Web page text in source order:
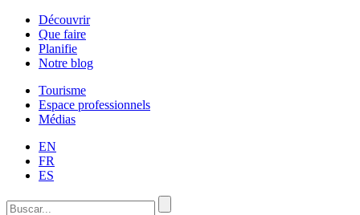
Découvrir
Que faire
Planifie
Notre blog
Tourisme
Espace professionnels
Médias
EN
FR
ES